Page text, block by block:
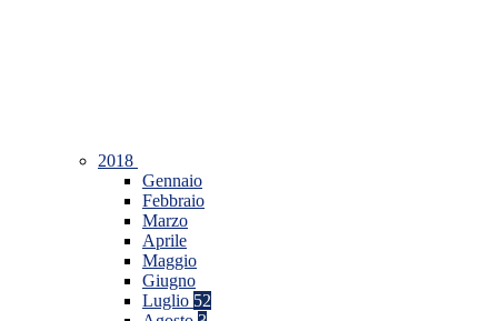
2018
Gennaio
Febbraio
Marzo
Aprile
Maggio
Giugno
Luglio 52